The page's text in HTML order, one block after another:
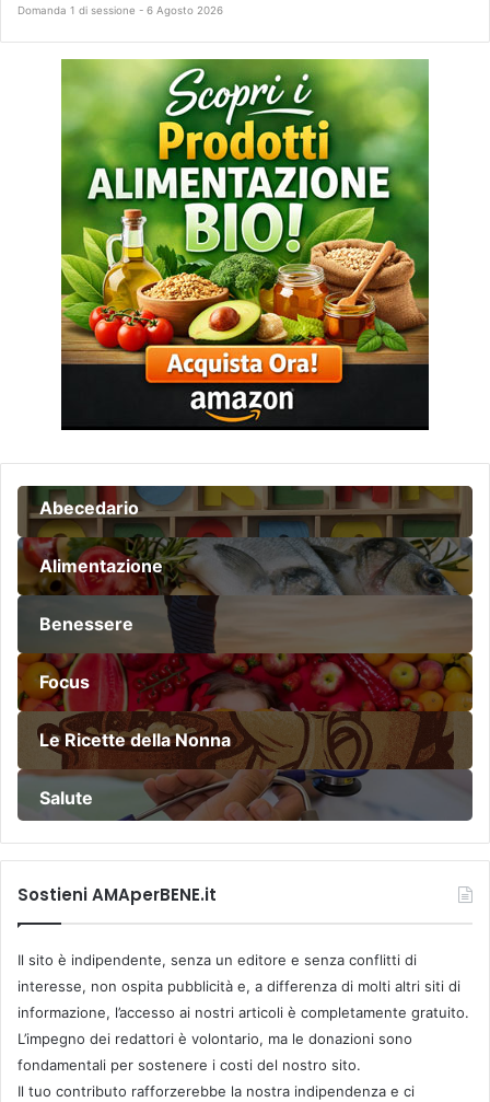
Domanda 1 di sessione - 6 Agosto 2026
Abecedario
Alimentazione
Benessere
Focus
Le Ricette della Nonna
Salute
Sostieni AMAperBENE.it
Il sito è indipendente, senza un editore e senza conflitti di
interesse, non ospita pubblicità e, a differenza di molti altri siti di
informazione, l’accesso ai nostri articoli è completamente gratuito.
L’impegno dei redattori è volontario, ma le donazioni sono
fondamentali per sostenere i costi del nostro sito.
Il tuo contributo rafforzerebbe la nostra indipendenza e ci